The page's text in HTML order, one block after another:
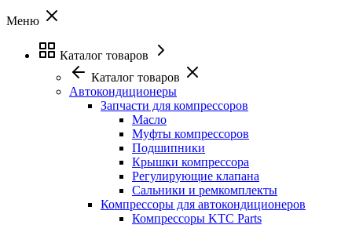
Меню
Каталог товаров
Каталог товаров
Автокондиционеры
Запчасти для компрессоров
Масло
Муфты компрессоров
Подшипники
Крышки компрессора
Регулирующие клапана
Сальники и ремкомплекты
Компрессоры для автокондиционеров
Компрессоры KTC Parts